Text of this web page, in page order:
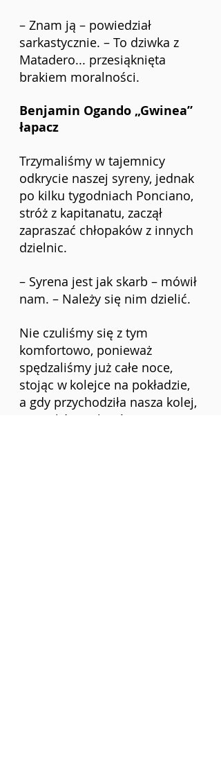
– Znam ją – powiedział
sarkastycznie. – To dziwka z
Matadero... przesiąknięta
brakiem moralności.
Benjamin Ogando „Gwinea”
łapacz
Trzymaliśmy w tajemnicy
odkrycie naszej syreny, jednak
po kilku tygodniach Ponciano,
stróż z kapitanatu, zaczął
zapraszać chłopaków z innych
dzielnic.
– Syrena jest jak skarb – mówił
nam. – Należy się nim dzielić.
Nie czuliśmy się z tym
komfortowo, ponieważ
spędzaliśmy już całe noce,
stojąc w kolejce na pokładzie,
a gdy przychodziła nasza kolej,
musieliśmy płacić. Ponciano